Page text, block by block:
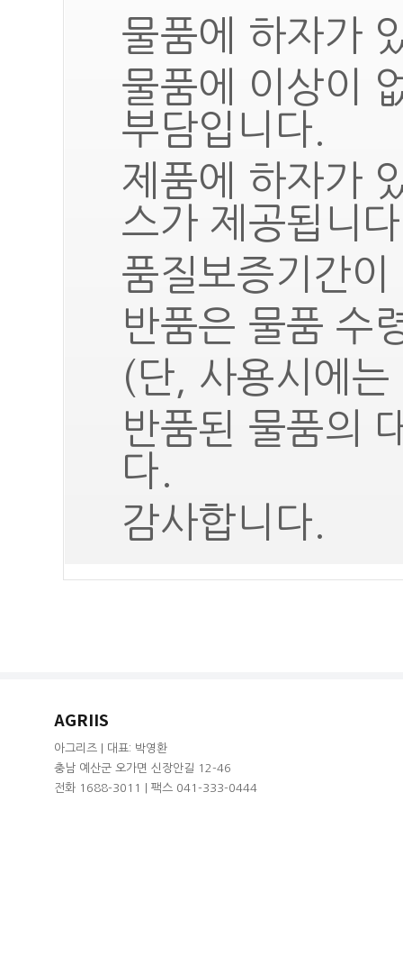
물품에 하자가
물품에 이상이
부담입니다.
제품에 하자가
스가 제공됩니
품질보증기간
반품은 물품 수
(단, 사용시에
반품된 물품의
다.
감사합니다.
AGRIIS
아그리즈 | 대표: 박영환
충남 예산군 오가면 신장안길 12-46
전화 1688-3011 | 팩스 041-333-0444